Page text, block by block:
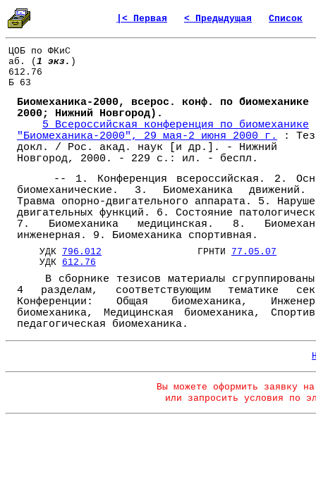
|< Первая < Предыдущая Список
ЦОБ по ФКиС
аб. ( 1 экз. )
612.76
Б 63
Биомеханика-2000, всерос. конф. по
2000; Нижний Новгород).
5 Всероссийская конференция по биомеханике
"Биомеханика-2000", 29 мая-2 июня 2000 г.
:
докл. / Рос. акад. наук [и др.]. - Нижний
Новгород, 2000. - 229 с.: ил. - беспл.
-- 1. Конференция всероссийская. 2.
биомеханические. 3. Биомеханика
Травма опорно-двигательного аппарата. 5.
двигательных функций. 6. Состояние
7. Биомеханика медицинская. 8.
инженерная. 9. Биомеханика спортивная.
УДК 796.012 ГРНТИ 77.05.07
УДК 612.76
В сборнике тезисов материалы
4 разделам, соответствующим тематике
Конференции: Общая биомеханика,
биомеханика, Медицинская биомеханика,
педагогическая биомеханика.
Вы можете оформить заявку
или запросить условия по